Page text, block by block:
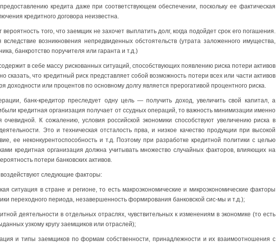
кредита даже при соответствующем обеспечении, поскольку ее фактическая
кредитного договора неизвестна.
вероятность того, что заемщик не захочет выплатить долг, когда подойдет срок его погашения.
вследствие возникновения непредвиденных обстоятельств (утрата заложенного имущества,
банкротство поручителя или гаранта и т.д.)
в себе массу рискованных ситуаций, способствующих появлению риска потери активов
сказать, что кредитный риск представляет собой возможность потери всех или части активов
доходности или процентов по основному долгу является прерогативой процентного риска.
банк-кредитор преследует одну цель — получить доход, увеличить свой капитал, а
кредитная организация получает от ссудных операций, то важность минимизации именно
очевидной. К сожалению, условия российской экономики способствуют увеличению риска в
Это и техническая отсталость прва, и низкое качество продукции при высокой
ее неконкурентоспособность и т.д. Поэтому при разработке кредитной политики с целью
кредитная организация должна учитывать множество случайных факторов, влияющих на
потери банковских активов.
воздействуют следующие факторы:
ситуация в стране и регионе, то есть макроэкономические и микроэкономические факторы
переходного перио­да, незавершенность формирования банковской сис-мы и т.д.);
деятельности в отдельных отраслях, чувствительных к изменениям в экономике (то есть
узкому кругу заемщиков или отраслей);
и типы заемщиков по формам собственности, принадлежности и их взаимоотношения с